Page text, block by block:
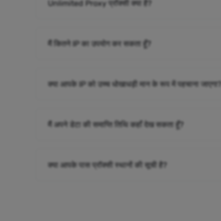
Unlimited Proxy प्रॉक्सी क्या है?
मैं कितने IP का उपयोग कर सकता हूँ?
क्या आपके IP को उच्च धोखाधड़ी मान के रूप में पहचाना
मैं अपने डेटा की समाप्ति तिथि कहाँ देख सकता हूँ?
क्या आपके पास प्रॉक्सी स्थानों की सूची है?